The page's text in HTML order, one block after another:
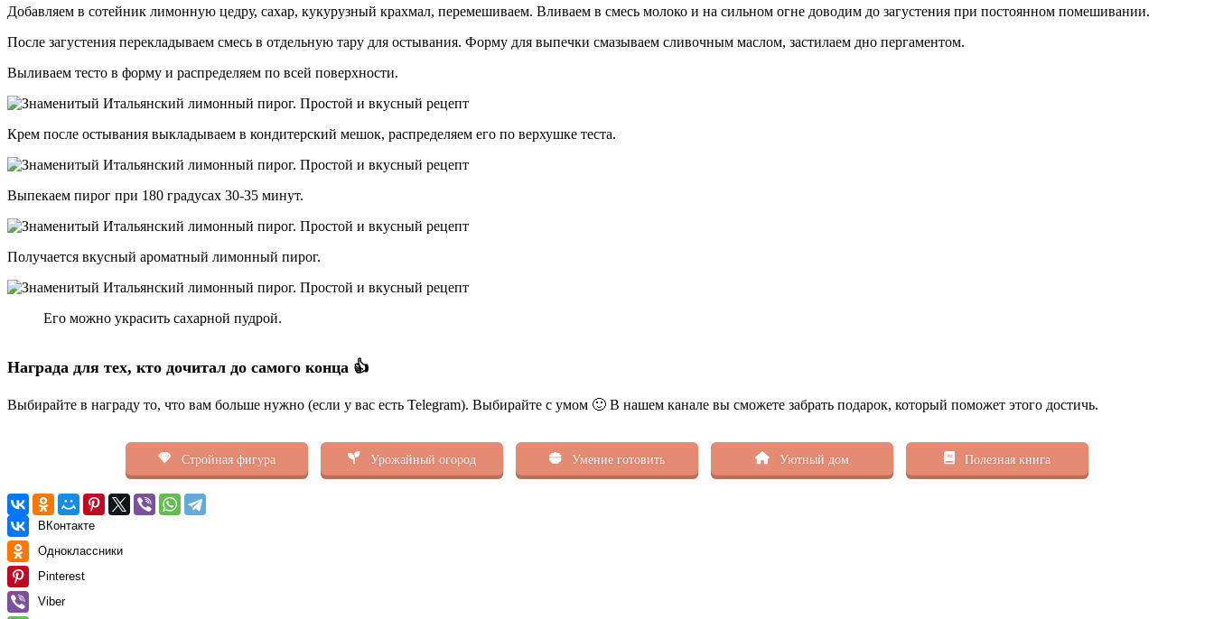
Добавляем в сотейник лимонную цедру, сахар, кукурузный крахмал, перемешиваем. Вливаем в смесь молоко и на сильном огне доводим до загустения при постоянном помешивании.
После загустения перекладываем смесь в отдельную тару для остывания. Форму для выпечки смазываем сливочным маслом, застилаем дно пергаментом.
Выливаем тесто в форму и распределяем по всей поверхности.
Крем после остывания выкладываем в кондитерский мешок, распределяем его по верхушке теста.
Выпекаем пирог при 180 градусах 30-35 минут.
Получается вкусный ароматный лимонный пирог.
Его можно украсить сахарной пудрой.
Награда для тех, кто дочитал до самого конца 👍
Выбирайте в награду то, что вам больше нужно (если у вас есть Telegram). Выбирайте с умом 🙂 В нашем канале вы сможете забрать подарок, который поможет этого достичь.
Стройная фигура Урожайный огород Умение готовить Уютный дом Полезная книга
ВКонтакте
Одноклассники
Pinterest
Viber